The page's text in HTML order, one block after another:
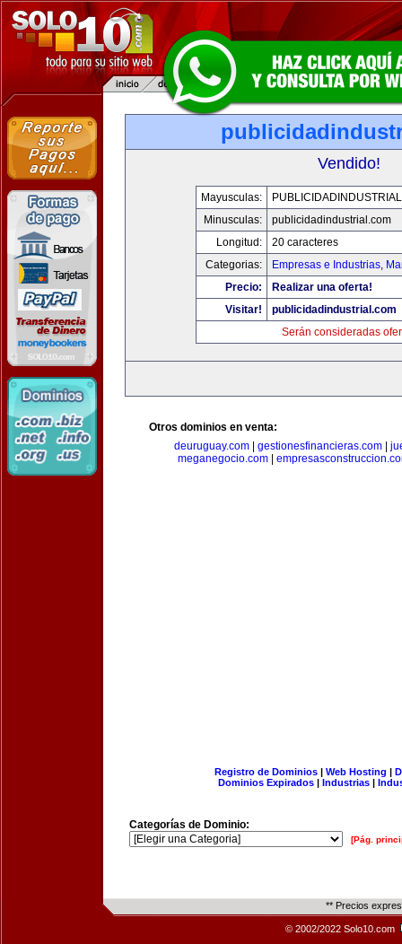
Vendido!
Mayusculas:
Minusculas:
publicidadindustrial.com
Longitud:
20 caracteres
Categorias:
Empresas e Industrias,
Precio:
Realizar una oferta!
Visitar!
publicidadindustrial.com
Serán consideradas
Otros dominios en venta:
deuruguay.com| gestionesfinancieras.com|
meganegocio.com|
Registro de Dominios| Web Hosting |
Dominios Expirados | Industrias |
Categorías de Dominio:
[Pág.
** Precios
© 2002/2022 Solo10.com